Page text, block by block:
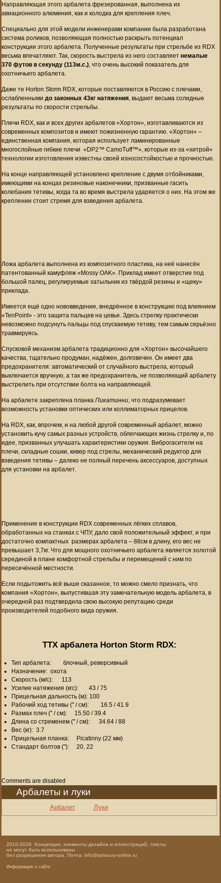
Направляющая этого арбалета фрезерованная, выполнена их
авиационного алюминия, как и колодка для крепления плеч.
Специально для этой модели инженерами компании была разработана
система роликов, позволяющая полностью раскрыть потенциал
конструкции этого арбалета. Полученные результаты при стрельбе из RDX
весьма впечатляют. Так, скорость выстрела из него составляет немалые
370 футов в секунду (113м.с.), что очень высокий показатель для
охотничьего арбалета.
Даже те Horton Storm RDX, которые поставляются в Россию с плечами,
ослабленными до законных 43кг натяжения, выдают весьма солидные
результаты по скорости стрельбы.
Плечи RDX, как и всех других арбалетов «Хортон», изготавливаются из
современных композитов и имеют пожизненную гарантию. «Хортон» –
единственная компания, которая использует ламинированные
многослойные гибкие плечи «DP2™ CamoTuff™», которые из-за «хитрой»
технологии изготовления известны своей износостойкостью и прочностью.
На конце направляющей установлено крепление с двумя отбойниками,
имеющими на концах резиновые наконечники, призванные гасить
колебания тетивы, когда та во время выстрела ударяется о них. На этом же
креплении стоит стремя для взведения арбалета.
Ложа арбалета выполнена из композитного пластика, на неё нанесён
патентованный камуфляж «Mossy OAK». Приклад имеет отверстие под
большой палец, регулируемые затыльник из твёрдой резины и «щеку»
приклада.
Имеется ещё одно нововведение, внедрённое в конструкцию под влиянием
«TenPoint» - это защита пальцев на цевье. Здесь стрелку практически
невозможно подсунуть пальцы под спускаемую тетиву, тем самым серьёзно
травмируясь.
Спусковой механизм арбалета традиционно для «Хортон» высочайшего
качества, тщательно продуман, надёжен, долговечен. Он имеет два
предохранителя: автоматический от случайного выстрела, который
выключается вручную, а так же предохранитель, не позволяющий арбалету
выстрелить при отсутствии болта на направляющей.
На арбалете закреплена планка Пикатинни, что подразумевает
возможность установки оптических или коллиматорных прицелов.
На RDX, как, впрочем, и на любой другой современный арбалет, можно
установить кучу самых разных устройств, облегчающих жизнь стрелку и, по
идее, призванных улучшать характеристики оружия. Виброгасители на
плечи, складные сошки, кивер под стрелы, механический редуктор для
взведения тетивы – далеко не полный перечень аксессуаров, доступных
для установки на арбалет.
Применение в конструкции RDX современных лёгких сплавов,
обработанных на станках с ЧПУ, дало свой положительный эффект, и при
достаточно компактных размерах арбалета – 88см в длину, его вес не
превышает 3,7кг. Что для мощного охотничьего арбалета является золотой
серединой в плане комфортной стрельбы и перемещений с ним по
пересечённой местности.
Если подытожить всё выше сказанное, то можно смело признать, что
компания «Хортон», выпустившая эту замечательную модель арбалета, в
очередной раз подтвердила свою высокую репутацию среди
производителей подобного вида оружия.
ТТХ арбалета Horton Storm RDX:
Тип арбалета: блочный, реверсивный
Назначение: охота
Скорость (м/с): 113
Усилие натяжения (кгс): 43 / 75
Прицельная дальность (м): 100
Рабочий ход тетивы (" / см): 16.5 / 41.9
Размах плеч ('' / см): 15.50 / 39.4
Длина со стременем ('' / см): 34.64 / 88
Вес (кг): 3.7
Прицельная планка: Picatinny (22 мм)
Стандарт болтов ("): 20, 22
Comments are disabled
Арбалеты и луки
Арбалет Луки
2010-2026. Концепция, элементы дизайна и иллюстраций, тексты
не могут быть использованы
без разрешения автора. Почта: info@armoury-online.ru
Информация о сайте